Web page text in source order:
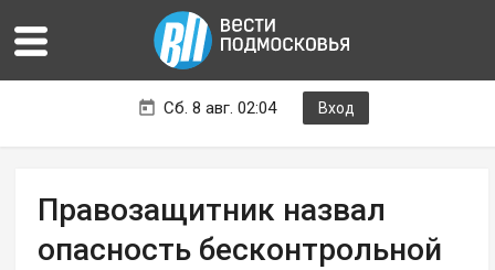
Сб. 8 авг. 02:04 Вход
Правозащитник назвал
опасность бесконтрольной